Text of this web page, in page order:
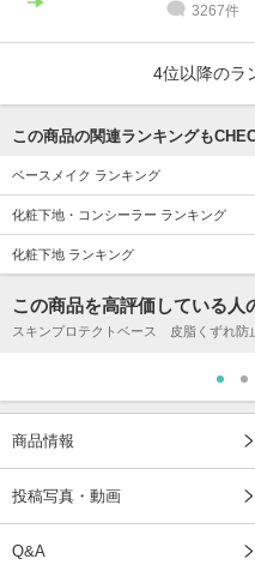
3267件
4位以降のラ
この商品の関連ランキングも
ベースメイク ランキング
化粧下地・コンシーラー ランキング
化粧下地 ランキング
この商品を高評価している人
スキンプロテクトベース 皮脂くずれ
商品情報
投稿写真・動画
Q&A